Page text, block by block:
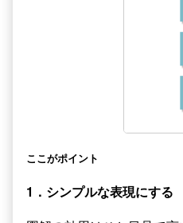
ここがポイント
1．シンプルな表現にする